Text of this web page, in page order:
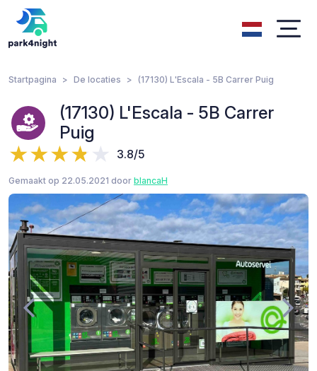
Startpagina De locaties (17130) L'Escala - 5B Carrer Puig
(17130) L'Escala - 5B Carrer
Puig
3.8/5
Gemaakt op 22.05.2021 door blancaH